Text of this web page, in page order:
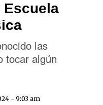
las
tocar algún
- 9:03 am